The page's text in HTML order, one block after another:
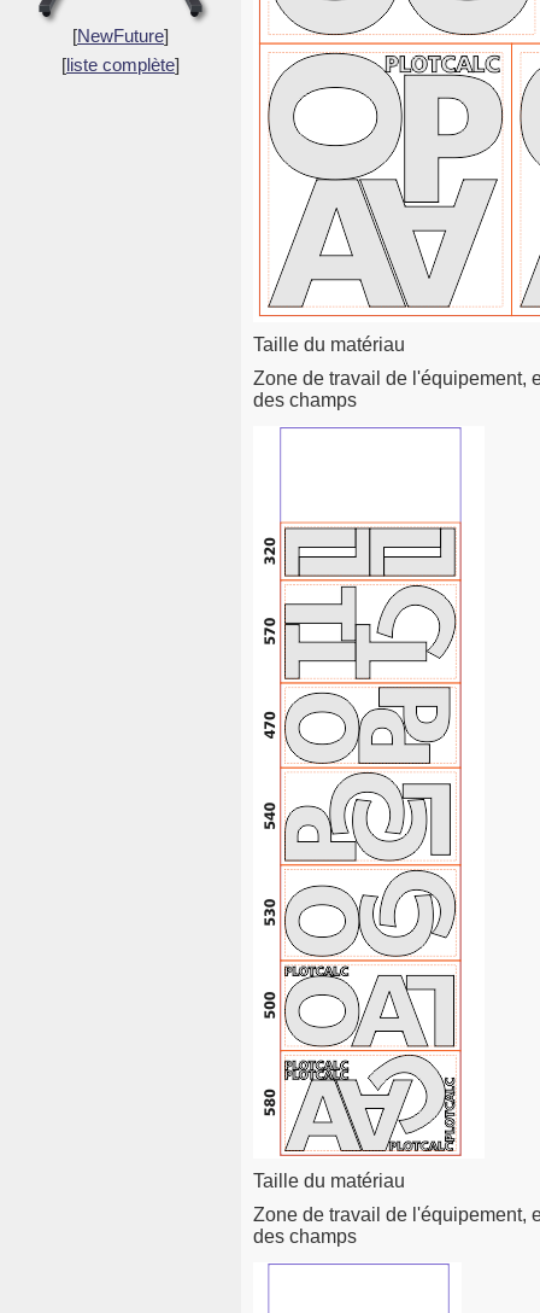
[NewFuture]
[liste complète]
Taille du matériau
Zone de travail de l'équipement,
des champs
Taille du matériau
Zone de travail de l'équipement,
des champs